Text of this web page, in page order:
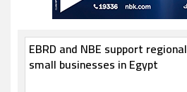
EBRD and NBE support regional
small businesses in Egypt